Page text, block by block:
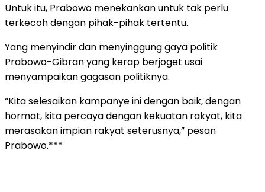
Untuk itu, Prabowo menekankan untuk tak perlu
terkecoh dengan pihak-pihak tertentu.
Yang menyindir dan menyinggung gaya politik
Prabowo-Gibran yang kerap berjoget usai
menyampaikan gagasan politiknya.
“Kita selesaikan kampanye ini dengan baik, dengan
hormat, kita percaya dengan kekuatan rakyat, kita
merasakan impian rakyat seterusnya,” pesan
Prabowo.***